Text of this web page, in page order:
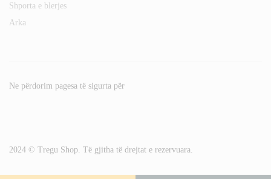
Shporta e blerjes
Arka
2024 © Tregu Shop. Të gjitha të drejtat e rezervuara.
Ne përdorim pagesa të sigurta për